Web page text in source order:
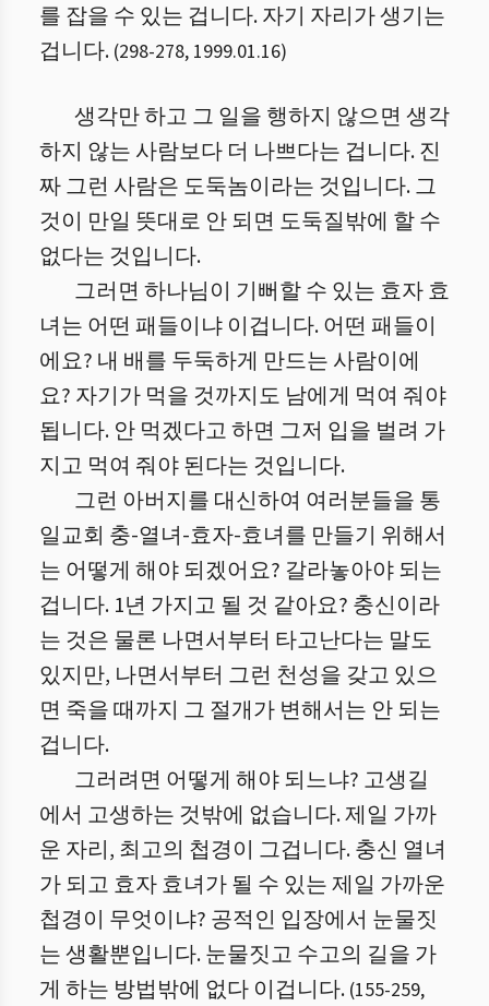
를 잡을 수 있는 겁니다. 자기 자리가 생기는
겁니다. (298-278, 1999.01.16)
생각만 하고 그 일을 행하지 않으면 생각
하지 않는 사람보다 더 나쁘다는 겁니다. 진
짜 그런 사람은 도둑놈이라는 것입니다. 그
것이 만일 뜻대로 안 되면 도둑질밖에 할 수
없다는 것입니다.
그러면 하나님이 기뻐할 수 있는 효자 효
녀는 어떤 패들이냐 이겁니다. 어떤 패들이
에요? 내 배를 두둑하게 만드는 사람이에
요? 자기가 먹을 것까지도 남에게 먹여 줘야
됩니다. 안 먹겠다고 하면 그저 입을 벌려 가
지고 먹여 줘야 된다는 것입니다.
그런 아버지를 대신하여 여러분들을 통
일교회 충-열녀-효자-효녀를 만들기 위해서
는 어떻게 해야 되겠어요? 갈라놓아야 되는
겁니다. 1년 가지고 될 것 같아요? 충신이라
는 것은 물론 나면서부터 타고난다는 말도
있지만, 나면서부터 그런 천성을 갖고 있으
면 죽을 때까지 그 절개가 변해서는 안 되는
겁니다.
그러려면 어떻게 해야 되느냐? 고생길
에서 고생하는 것밖에 없습니다. 제일 가까
운 자리, 최고의 첩경이 그겁니다. 충신 열녀
가 되고 효자 효녀가 될 수 있는 제일 가까운
첩경이 무엇이냐? 공적인 입장에서 눈물짓
는 생활뿐입니다. 눈물짓고 수고의 길을 가
게 하는 방법밖에 없다 이겁니다. (155-259,